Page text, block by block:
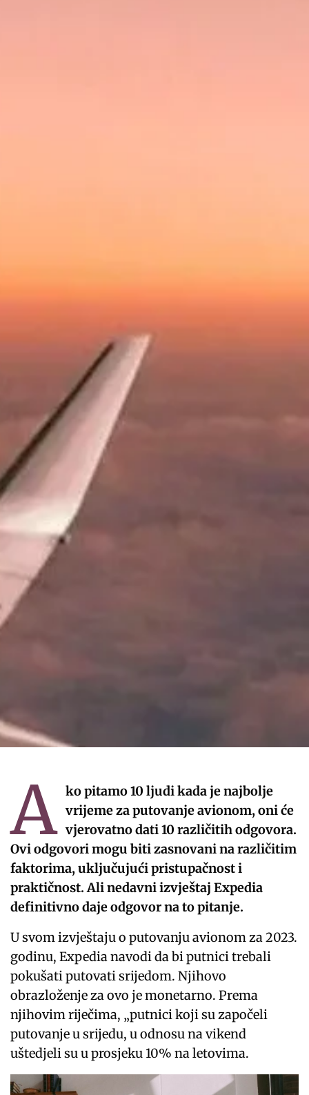
A ko pitamo 10 ljudi kada je najbolje
vrijeme za putovanje avionom, oni će
vjerovatno dati 10 različitih odgovora.
Ovi odgovori mogu biti zasnovani na različitim
faktorima, uključujući pristupačnost i
praktičnost. Ali nedavni izvještaj Expedia
definitivno daje odgovor na to pitanje.
U svom izvještaju o putovanju avionom za 2023.
godinu, Expedia navodi da bi putnici trebali
pokušati putovati srijedom. Njihovo
obrazloženje za ovo je monetarno. Prema
njihovim riječima, „putnici koji su započeli
putovanje u srijedu, u odnosu na vikend
uštedjeli su u prosjeku 10% na letovima.